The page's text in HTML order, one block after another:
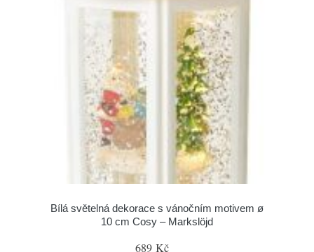
Bílá světelná dekorace s vánočním motivem ø
10 cm Cosy – Markslöjd
689 Kč